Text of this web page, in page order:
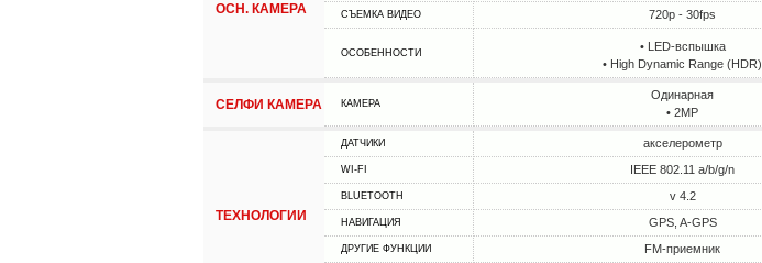
ОСН. КАМЕРА СЪЕМКА ВИДЕО 720p - 30fps
ОСОБЕННОСТИ
• LED-вспышка
• High Dynamic Range (HDR)
СЕЛФИ КАМЕРА КАМЕРА
Одинарная
• 2MP
ТЕХНОЛОГИИ
ДАТЧИКИ акселерометр
WI-FI IEEE 802.11 a/b/g/n
BLUETOOTH v 4.2
НАВИГАЦИЯ GPS, A-GPS
ДРУГИЕ ФУНКЦИИ FM-приемник